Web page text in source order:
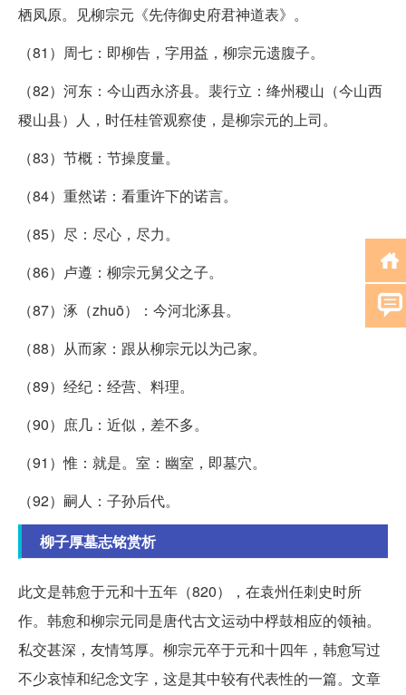
栖凤原。见柳宗元《先侍御史府君神道表》。
（81）周七：即柳告，字用益，柳宗元遗腹子。
（82）河东：今山西永济县。裴行立：绛州稷山（今山西
稷山县）人，时任桂管观察使，是柳宗元的上司。
（83）节概：节操度量。
（84）重然诺：看重许下的诺言。
（85）尽：尽心，尽力。
（86）卢遵：柳宗元舅父之子。
（87）涿（zhuō）：今河北涿县。
（88）从而家：跟从柳宗元以为己家。
（89）经纪：经营、料理。
（90）庶几：近似，差不多。
（91）惟：就是。室：幽室，即墓穴。
（92）嗣人：子孙后代。
柳子厚墓志铭赏析
此文是韩愈于元和十五年（820），在袁州任刺史时所
作。韩愈和柳宗元同是唐代古文运动中桴鼓相应的领袖。
私交甚深，友情笃厚。柳宗元卒于元和十四年，韩愈写过
不少哀悼和纪念文字，这是其中较有代表性的一篇。文章